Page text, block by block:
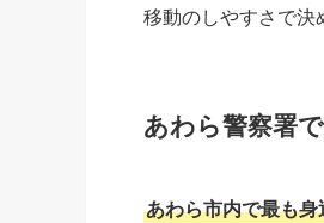
移動のしやすさで決
あわら警察署
あわら市内で最も